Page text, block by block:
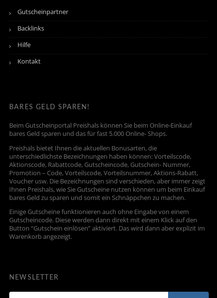
Gutscheinpartner
Backlinks
Hilfe
Kontakt
BARES GELD SPAREN!
Beim Gutscheinportal Preishals können Sie beim Online-Einkauf
bares Geld sparen und das für fast 5.000 Online- Shops.
Preishals bietet Ihnen die aktuellen Bonusarten, die
unterschiedlichste Bezeichnungen haben können: Vorteilscode,
Aktionscode, Rabattcode, Gutscheincode, Gutschein- Nummer,
Promotion – Code, Vorteilscode, Vorteilsnummer, Aktions-Rabatt,
Voucher usw. Die Bezeichnungen sind verschieden, aber immer zeigt
Ihnen Preishals, wie Sie Gutscheine nutzen können um beim Einkauf
bares Geld zu sparen und somit ein Schnäppchen zu machen.
Einige Gutscheine funktionieren auch ohne Eingabe von einem
Gutscheincode. Diese werden dann direkt mit einem Klick auf den
Button “Gutschein einlösen” aktiviert. Das wird dann aber explizit im
Warenkorb angezeigt.
NEWSLETTER